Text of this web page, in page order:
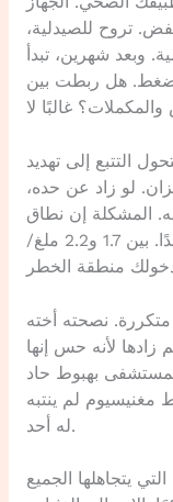
تروح للصيدلية،
وبعد شهرين، تبدأ
هل ربطت بين
التتبع إلى تهديد
لو زاد عن حده،
المشكلة إن نطاق
المغنيسيوم الآمن في الدم ضيق جدًا. بين 1.7 و2.2 ملغ/
نصحته أخته
زادها لأنه حس إنها
بهبوط حاد
لم ينتبه
له أحد.
يتجاهلها الجميع